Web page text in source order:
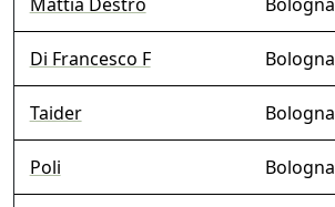
Di Francesco F Bologna
Taider Bologna
Poli Bologna